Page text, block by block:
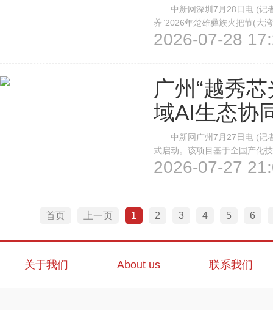
中新网深圳7月28日电 (记
养”2026年楚雄彝族火把节(大
广场举行。活动现场，楚雄州
2026-07-28
广州“越秀
域AI生态协
中新网广州7月27日电 (记者
式启动。该项目基于全国产化
推理等多元任务，推动区域
2026-07-27
首页 上一页 1 2 3 4 5 6
关于我们 About us 联系我们